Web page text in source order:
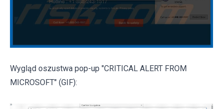
Wygląd oszustwa pop-up "CRITICAL ALERT FROM
MICROSOFT" (GIF):